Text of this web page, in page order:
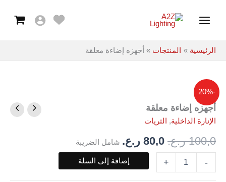
Menu
الرئيسية المنتجات أجهزه إضاءة معلقة
-20%
أجهزه إضاءة معلقة
الإنارة الداخلية, الثريات
100,0 ر.ع.
السعر
الأصلي
هو:
100,0 ر.ع..
80,0 ر.ع. هو:
80,0 ر.ع..
شامل الضريبة
-
كمية
أجهزه
إضاءة
معلقة
+ إضافة إلى السلة